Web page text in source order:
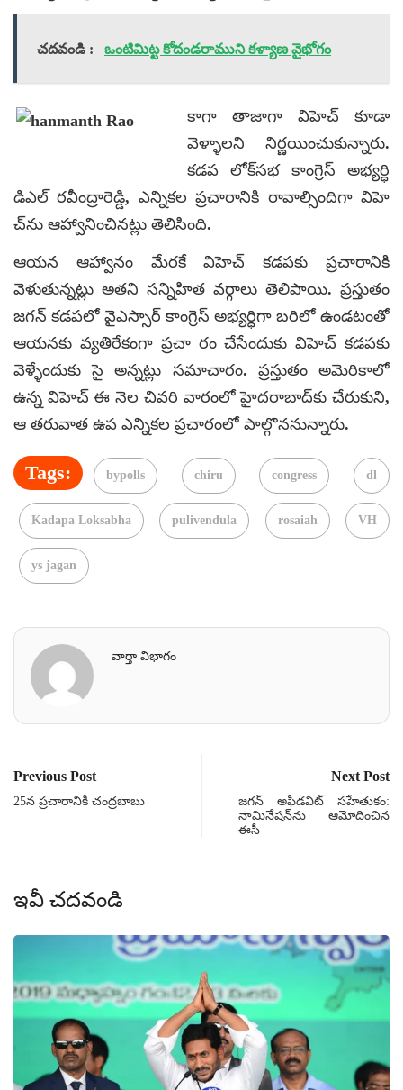
చదవండి : ఒంటిమిట్ట కోదండరాముని కళ్యాణ వైభోగం
కాగా తాజాగా విహెచ్‌ కూడా
వెళ్ళాలని నిర్ణయించుకున్నారు.
కడప లోక్‌సభ కాంగ్రెస్‌ అభ్యర్ధి
డిఎల్‌ రవీంద్రారెడ్డి, ఎన్నికల ప్రచారానికి రావాల్సిందిగా విహె
చ్‌ను ఆహ్వానించినట్లు తెలిసింది.
ఆయన ఆహ్వానం మేరకే విహెచ్‌ కడపకు ప్రచారానికి
వెళుతున్నట్లు అతని సన్నిహిత వర్గాలు తెలిపాయి. ప్రస్తుతం
జగన్‌ కడపలో వైఎస్సార్‌ కాంగ్రెస్‌ అభ్యర్ధిగా బరిలో ఉండటంతో
ఆయనకు వ్యతిరేకంగా ప్రచా రం చేసేందుకు విహెచ్‌ కడపకు
వెళ్ళేందుకు సై అన్నట్లు సమాచారం. ప్రస్తుతం అమెరికాలో
ఉన్న విహెచ్‌ ఈ నెల చివరి వారంలో హైదరాబాద్‌కు చేరుకుని,
ఆ తరువాత ఉప ఎన్నికల ప్రచారంలో పాల్గొననున్నారు.
Tags: bypolls chiru congress dl
Kadapa Loksabha pulivendula rosaiah VH
ys jagan
వార్తా విభాగం
Previous Post
25న ప్రచారానికి చంద్రబాబు
Next Post
జగన్ అఫిడవిట్‌ సహేతుకం:
నామినేషన్‌ను ఆమోదించిన
ఈసీ
ఇవీ చదవండి